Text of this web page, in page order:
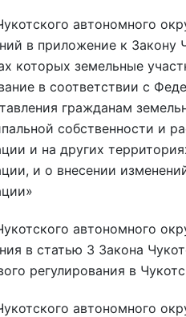
автономного
в приложение к Закону
которых земельные
в соответствии с
гражданам
собственности и
и на других
и о внесении
автономного
в статью 3 Закона
регулирования в
автономного